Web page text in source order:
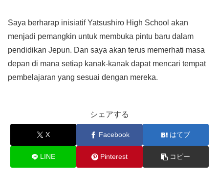
Saya berharap inisiatif Yatsushiro High School akan
menjadi pemangkin untuk membuka pintu baru dalam
pendidikan Jepun. Dan saya akan terus memerhati masa
depan di mana setiap kanak-kanak dapat mencari tempat
pembelajaran yang sesuai dengan mereka.
シェアする
X Facebook はてブ
LINE Pinterest コピー